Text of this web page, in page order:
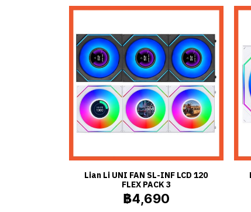
Lian Li UNI FAN SL-INF LCD 120
FLEX PACK 3
฿4,690